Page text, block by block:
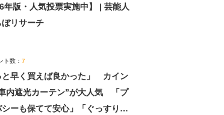
年版・人気投票実施中】 | 芸能人
リサーチ
ト数： 7
と早く買えば良かった」 カイン
内遮光カーテン”が大人気 「プ
シーも保てて安心」「ぐっすり眠